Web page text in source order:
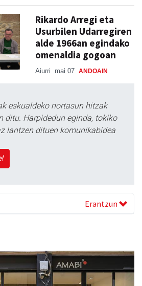
Rikardo Arregi eta
Usurbilen Udarregiren
alde 1966an egindako
omenaldia gogoan
Aiurri mai 07 ANDOAIN
eskualdeko nortasun hitzak
ditu. Harpidedun eginda, tokiko
lantzen dituen komunikabidea
Erantzun